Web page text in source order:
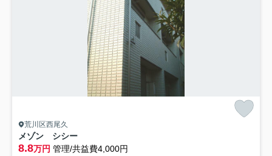
荒川区西尾久
メゾン シシー
8.8万円 管理/共益費4,000円